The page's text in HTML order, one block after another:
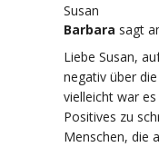
Susan
Barbara sagt
Liebe Susan,
negativ über
vielleicht war
Positives zu
Menschen, die